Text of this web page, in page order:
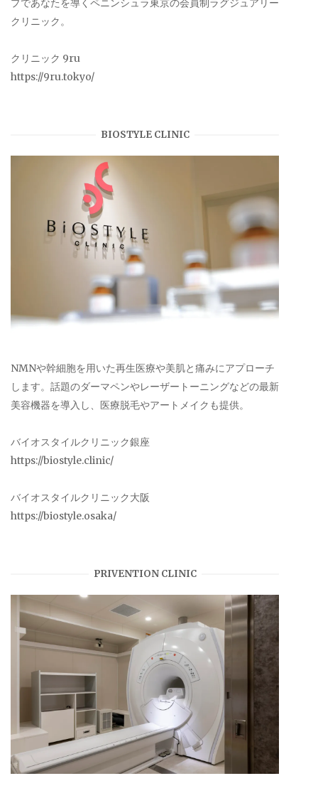
プであなたを導くペニンシュラ東京の会員制ラグジュアリー
クリニック。
クリニック 9ru
https://9ru.tokyo/
BIOSTYLE CLINIC
NMNや幹細胞を用いた再生医療や美肌と痛みにアプローチ
します。話題のダーマペンやレーザートーニングなどの最新
美容機器を導入し、医療脱毛やアートメイクも提供。
バイオスタイルクリニック銀座
https://biostyle.clinic/
バイオスタイルクリニック大阪
https://biostyle.osaka/
PRIVENTION CLINIC